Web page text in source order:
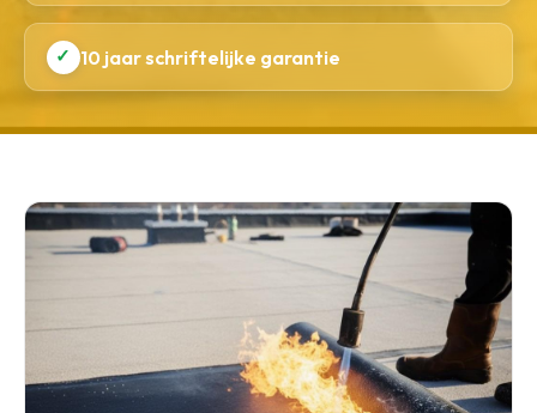
✓ 10 jaar schriftelijke garantie